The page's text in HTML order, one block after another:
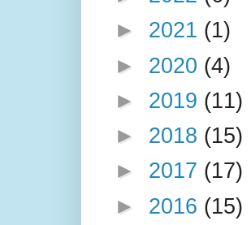
► 2021 (1)
► 2020 (4)
► 2019 (11)
► 2018 (15)
► 2017 (17)
► 2016 (15)